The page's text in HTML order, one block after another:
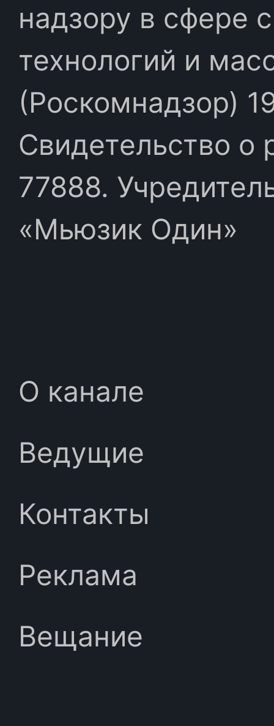
надзору в сфере
технологий и
(Роскомнадзор)
Свидетельство
77888.
«Мьюзик Один»
О канале
Ведущие
Контакты
Реклама
Вещание